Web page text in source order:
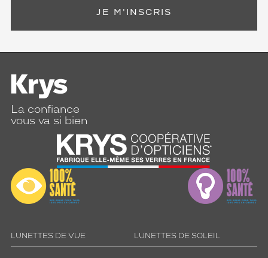
JE M'INSCRIS
La confiance
vous va si bien
LUNETTES DE VUE LUNETTES DE SOLEIL